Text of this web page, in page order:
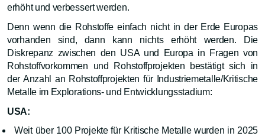
erhöht und verbessert werden.
Denn wenn die Rohstoffe einfach nicht in der Erde Europas
vorhanden sind, dann kann nichts erhöht werden. Die
Diskrepanz zwischen den USA und Europa in Fragen von
Rohstoffvorkommen und Rohstoffprojekten bestätigt sich in
der Anzahl an Rohstoffprojekten für Industriemetalle/Kritische
Metalle im Explorations- und Entwicklungsstadium:
USA:
Weit über 100 Projekte für Kritische Metalle wurden in 2025